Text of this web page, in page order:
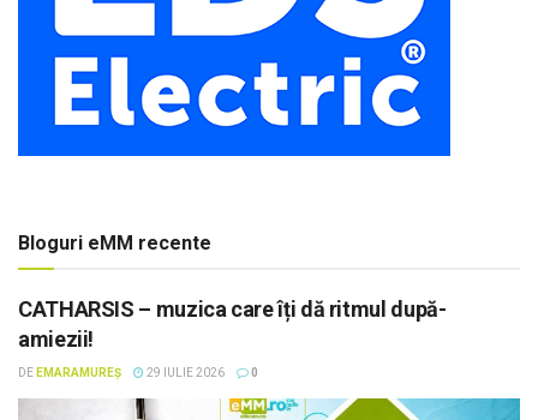
Bloguri eMM recente
CATHARSIS – muzica care îți dă ritmul după-
amiezii!
DE EMARAMUREȘ 29 IULIE 2026 0